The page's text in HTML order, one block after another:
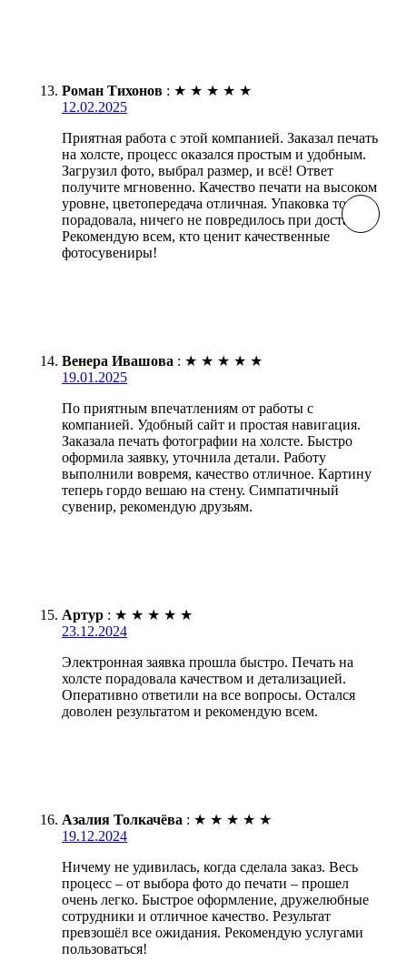
Роман Тихонов : ★ ★ ★ ★ ★
12.02.2025
Приятная работа с этой компанией. Заказал печать
на холсте, процесс оказался простым и удобным.
Загрузил фото, выбрал размер, и всё! Ответ
получите мгновенно. Качество печати на высоком
уровне, цветопередача отличная. Упаковка тоже
порадовала, ничего не повредилось при доставке.
Рекомендую всем, кто ценит качественные
фотосувениры!
Венера Ивашова : ★ ★ ★ ★ ★
19.01.2025
По приятным впечатлениям от работы с
компанией. Удобный сайт и простая навигация.
Заказала печать фотографии на холсте. Быстро
оформила заявку, уточнила детали. Работу
выполнили вовремя, качество отличное. Картину
теперь гордо вешаю на стену. Симпатичный
сувенир, рекомендую друзьям.
Артур : ★ ★ ★ ★ ★
23.12.2024
Электронная заявка прошла быстро. Печать на
холсте порадовала качеством и детализацией.
Оперативно ответили на все вопросы. Остался
доволен результатом и рекомендую всем.
Азалия Толкачёва : ★ ★ ★ ★ ★
19.12.2024
Ничему не удивилась, когда сделала заказ. Весь
процесс – от выбора фото до печати – прошел
очень легко. Быстрое оформление, дружелюбные
сотрудники и отличное качество. Результат
превзошёл все ожидания. Рекомендую услугами
пользоваться!